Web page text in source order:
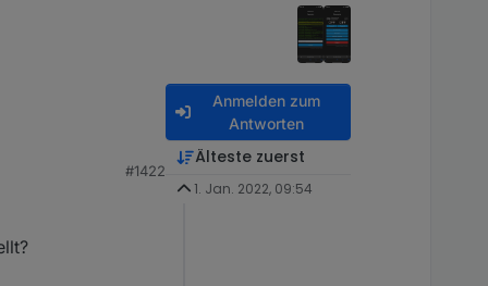
#1422
Anmelden zum
Antworten
Älteste zuerst
1. Jan. 2022, 09:54